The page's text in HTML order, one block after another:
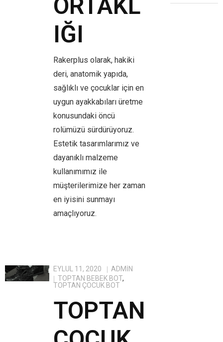
IĞI
Rakerplus olarak, hakiki
deri, anatomik yapıda,
sağlıklı ve çocuklar için en
uygun ayakkabıları üretme
konusundaki öncü
rolümüzü sürdürüyoruz.
Estetik tasarımlarımız ve
dayanıklı malzeme
kullanımımız ile
müşterilerimize her zaman
en iyisini sunmayı
amaçlıyoruz.
EYLÜL 11, 2020
ADMIN
TOPTAN BEBEK BOT,
TOPTAN ÇOCUK BOT
TOPTAN